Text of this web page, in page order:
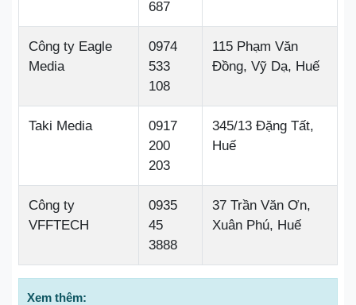
687
Công ty Eagle
Media
0974
533
108
115 Phạm Văn
Đồng, Vỹ Dạ, Huế
Taki Media
0917
200
203
345/13 Đặng Tất,
Huế
Công ty
VFFTECH
0935
45
3888
37 Trần Văn Ơn,
Xuân Phú, Huế
Xem thêm: